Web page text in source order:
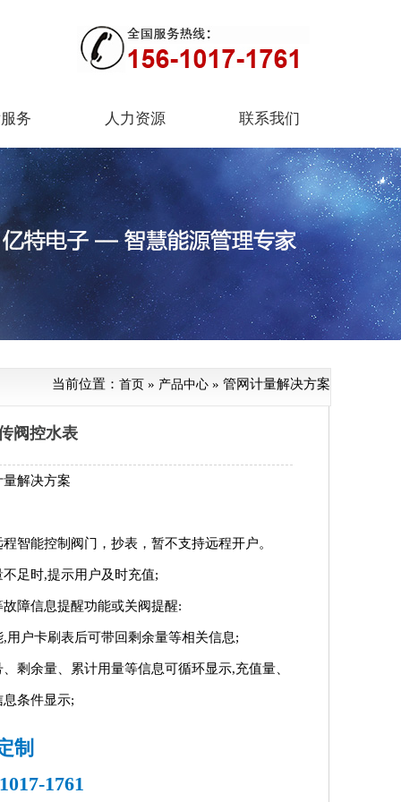
务 人力资源 联系我们
当前位置： 首页 » 产品中心 » 管网计量解决方案
阀控水表
解决方案
智能控制阀门，抄表，暂不支持远程开户。
足时,提示用户及时充值;
障信息提醒功能或关阀提醒:
用户卡刷表后可带回剩余量等相关信息;
剩余量、累计用量等信息可循环显示,充值量、
条件显示;
制
1761